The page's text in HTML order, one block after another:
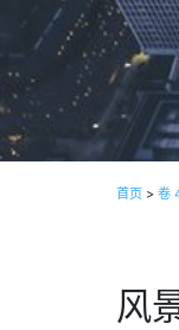
首页 > 卷
风